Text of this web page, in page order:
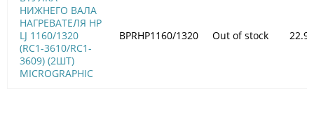
НИЖНЕГО ВАЛА
НАГРЕВАТЕЛЯ HP
LJ 1160/1320
(RC1-3610/RC1-
3609) (2ШТ)
MICROGRAPHIC
BPRHP1160/1320 Out of stock 22.90